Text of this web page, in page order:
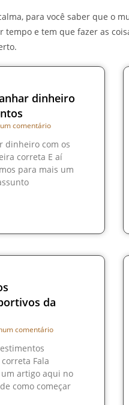
para você saber que o
e tem que fazer as
dinheiro
comentário
dinheiro com os
correta E aí
para mais um
da
comentário
Fala
um artigo aqui no
como começar